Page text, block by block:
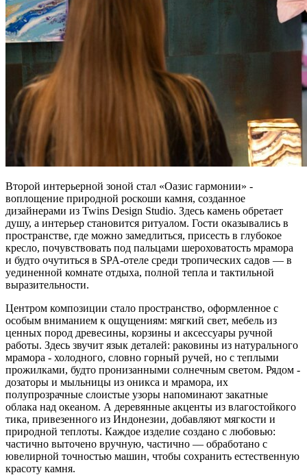
Второй интерьерной зоной стал «Оазис гармонии» -
воплощение природной роскоши камня, созданное
дизайнерами из Twins Design Studio. Здесь камень обретает
душу, а интерьер становится ритуалом. Гости оказывались в
пространстве, где можно замедлиться, присесть в глубокое
кресло, почувствовать под пальцами шероховатость мрамора
и будто очутиться в SPA-отеле среди тропических садов — в
уединенной комнате отдыха, полной тепла и тактильной
выразительности.
Центром композиции стало пространство, оформленное с
особым вниманием к ощущениям: мягкий свет, мебель из
ценных пород древесины, корзины и аксессуары ручной
работы. Здесь звучит язык деталей: раковины из натурального
мрамора - холодного, словно горный ручей, но с теплыми
прожилками, будто пронизанными солнечным светом. Рядом -
дозаторы и мыльницы из оникса и мрамора, их
полупрозрачные слоистые узоры напоминают закатные
облака над океаном. А деревянные акценты из влагостойкого
тика, привезенного из Индонезии, добавляют мягкости и
природной теплоты. Каждое изделие создано с любовью:
частично выточено вручную, частично — обработано с
ювелирной точностью машин, чтобы сохранить естественную
красоту камня.